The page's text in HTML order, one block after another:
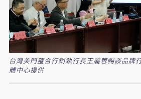
台灣美門整合行銷執行長王麗蓉暢談品牌
體中心提供